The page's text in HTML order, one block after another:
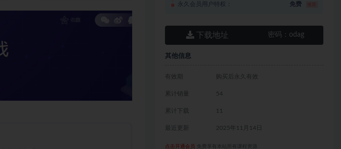
永久会员用户特权： 免费
下载地址 密码： odag
其他信息
有效期 购买后永久有效
累计销量 54
累计下载 11
最近更新 2025年11月14日
点击开通会员 免费享有本站所有课程资源